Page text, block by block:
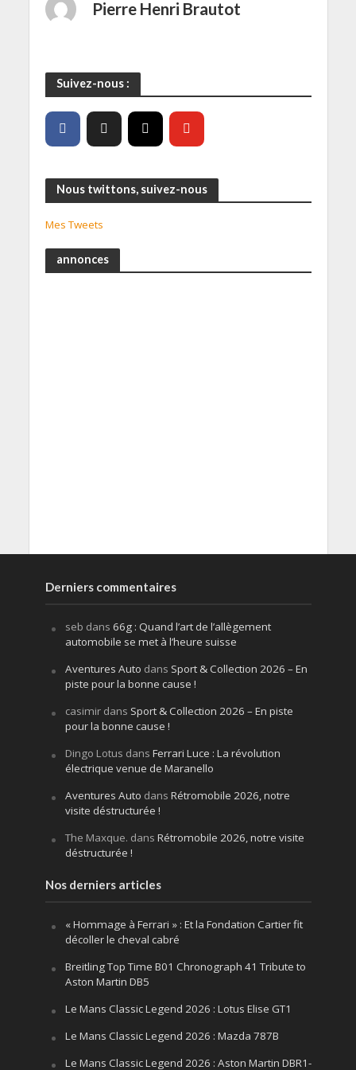
Pierre Henri Brautot
Suivez-nous :
Nous twittons, suivez-nous
Mes Tweets
annonces
Derniers commentaires
seb dans 66g : Quand l’art de l’allègement
automobile se met à l’heure suisse
Aventures Auto dans Sport & Collection 2026 – En
piste pour la bonne cause !
casimirdans Sport & Collection 2026 – En piste
pour la bonne cause !
Dingo Lotus dans Ferrari Luce : La révolution
électrique venue de Maranello
Aventures Auto dans Rétromobile 2026, notre
visite déstructurée !
The Maxque. dans Rétromobile 2026, notre visite
déstructurée !
Nos derniers articles
« Hommage à Ferrari » : Et la Fondation Cartier fit
décoller le cheval cabré
Breitling Top Time B01 Chronograph 41 Tribute to
Aston Martin DB5
Le Mans Classic Legend 2026 : Lotus Elise GT1
Le Mans Classic Legend 2026 : Mazda 787B
Le Mans Classic Legend 2026 : Aston Martin DBR1-